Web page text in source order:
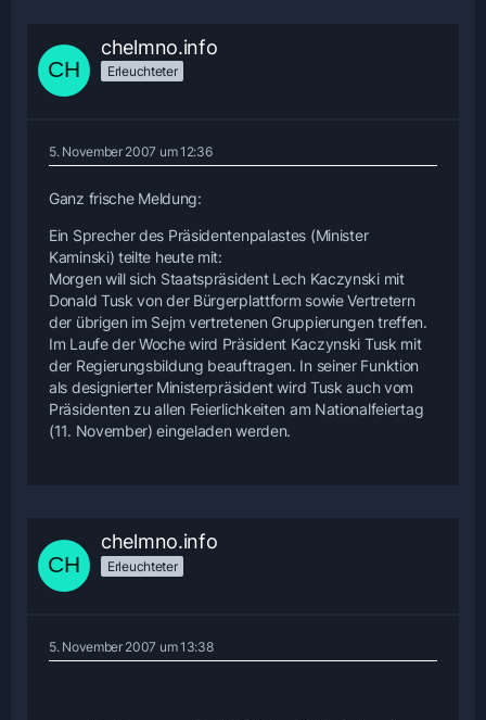
chelmno.info
Erleuchteter
5. November 2007 um 12:36
Ganz frische Meldung:
Ein Sprecher des Präsidentenpalastes (Minister
Kaminski) teilte heute mit:
Morgen will sich Staatspräsident Lech Kaczynski mit
Donald Tusk von der Bürgerplattform sowie Vertretern
der übrigen im Sejm vertretenen Gruppierungen treffen.
Im Laufe der Woche wird Präsident Kaczynski Tusk mit
der Regierungsbildung beauftragen. In seiner Funktion
als designierter Ministerpräsident wird Tusk auch vom
Präsidenten zu allen Feierlichkeiten am Nationalfeiertag
(11. November) eingeladen werden.
chelmno.info
Erleuchteter
5. November 2007 um 13:38